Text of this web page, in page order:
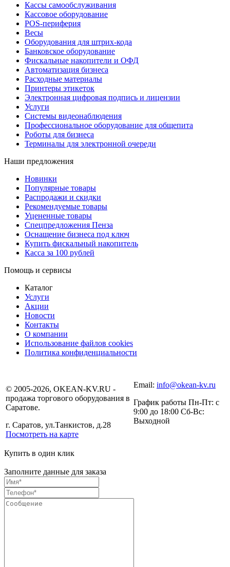
Кассы самообслуживания
Кассовое оборудование
POS-периферия
Весы
Оборудования для штрих-кода
Банковское оборудование
Фискальные накопители и ОФД
Автоматизация бизнеса
Расходные материалы
Принтеры этикеток
Электронная цифровая подпись и лицензии
Услуги
Системы видеонаблюдения
Профессиональное оборудование для общепита
Роботы для бизнеса
Терминалы для электронной очереди
Наши предложения
Новинки
Популярные товары
Распродажи и скидки
Рекомендуемые товары
Уцененные товары
Спецпредложения Пенза
Оснащение бизнеса под ключ
Купить фискальный накопитель
Касса за 100 рублей
Помощь и сервисы
Каталог
Услуги
Акции
Новости
Контакты
О компании
Использование файлов cookies
Политика конфиденциальности
© 2005-2026, OKEAN-KV.RU -
продажа торгового оборудования в
Саратове.
г. Саратов, ул.Танкистов, д.28
Посмотреть на карте
Email: info@okean-kv.ru
График работы Пн-Пт: с
9:00 до 18:00 Сб-Вс:
Выходной
Купить в один клик
Заполните данные для заказа